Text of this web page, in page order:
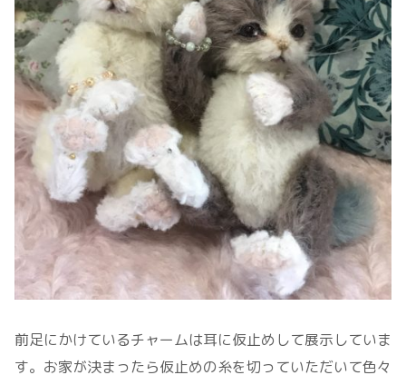
前足にかけているチャームは耳に仮止めして展示していま
す。お家が決まったら仮止めの糸を切っていただいて色々